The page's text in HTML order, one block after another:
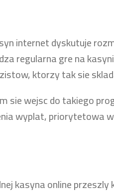
internet dyskutuje
regularna gre na
ktorzy tak sie
sie wejsc do takiego
wyplat, priorytetowa
kasyna online